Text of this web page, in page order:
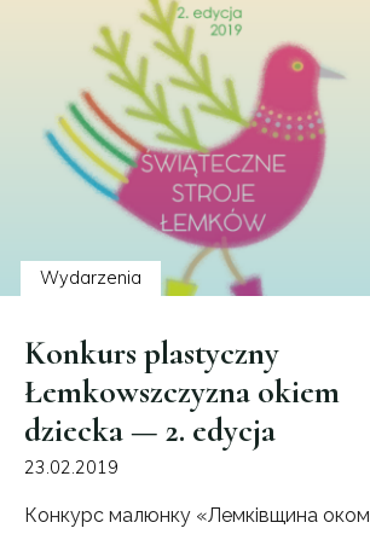
—
3.
edycja"
Wydarzenia
Konkurs plastyczny
Łemkowszczyzna okiem
dziecka — 2. edycja
23.02.2019
Конкурс малюнку «Лемківщина оком